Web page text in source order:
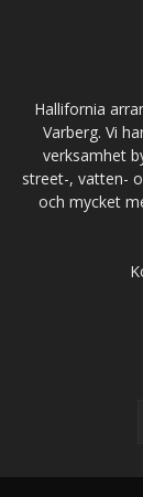
Hallifornia
Varberg. Vi
verksamhet
street-, vatten-
och mycket